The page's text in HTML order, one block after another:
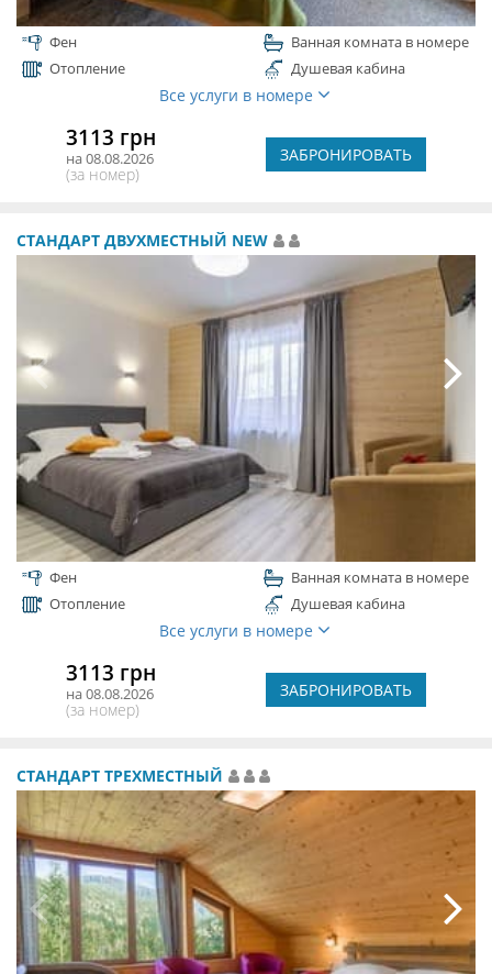
Фен
Ванная комната в номере
Отопление
Душевая кабина
Все услуги в номере
3113 грн
на 08.08.2026
(за номер)
ЗАБРОНИРОВАТЬ
СТАНДАРТ ДВУХМЕСТНЫЙ NEW
Фен
Ванная комната в номере
Отопление
Душевая кабина
Все услуги в номере
3113 грн
на 08.08.2026
(за номер)
ЗАБРОНИРОВАТЬ
СТАНДАРТ ТРЕХМЕСТНЫЙ